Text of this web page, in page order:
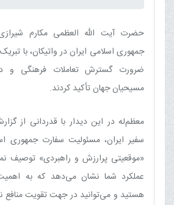
حضرت آیت الله العظمی مکارم
جمهوری اسلامی ایران در واتیکان، با
ضرورت گسترش تعاملات فرهنگی و
مسیحیان جهان تأکید کردند.
معظم‌له در این دیدار با قدردانی از
سفیر ایران، مسئولیت سفارت جمهوری
«موقعیتی پرارزش و راهبردی» توصیف
عملکرد شما نشان می‌دهد که به
هستید و می‌توانید در جهت تقویت منافع